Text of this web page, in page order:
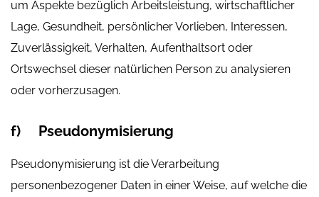
um Aspekte bezüglich Arbeitsleistung, wirtschaftlicher
Lage, Gesundheit, persönlicher Vorlieben, Interessen,
Zuverlässigkeit, Verhalten, Aufenthaltsort oder
Ortswechsel dieser natürlichen Person zu analysieren
oder vorherzusagen.
f) Pseudonymisierung
Pseudonymisierung ist die Verarbeitung
personenbezogener Daten in einer Weise, auf welche die